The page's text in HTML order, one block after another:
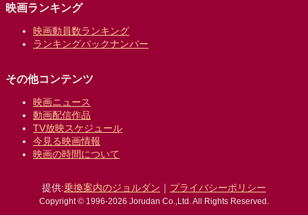
映画ランキング
映画動員数ランキング
ランキングバックナンバー
その他コンテンツ
映画ニュース
動画配信作品
TV放映スケジュール
今見る映画情報
映画の時間について
提供:乗換案内のジョルダン ｜ プライバシーポリシー
Copyright © 1996-2026 Jorudan Co.,Ltd. All Rights Reserved.